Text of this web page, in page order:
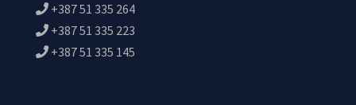
+387 51 335 264
+387 51 335 223
+387 51 335 145